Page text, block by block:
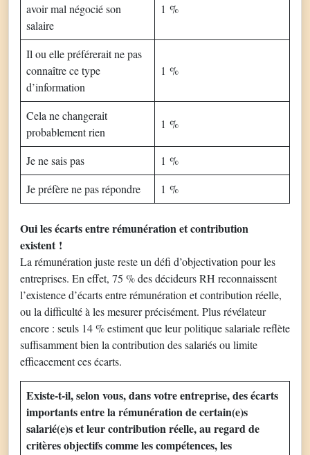
avoir mal négocié son
salaire
1 %
Il ou elle préférerait ne pas
connaître ce type
d’information
1 %
Cela ne changerait
probablement rien
1 %
Je ne sais pas
1 %
Je préfère ne pas répondre
1 %
Oui les écarts entre rémunération et contribution
existent !
La rémunération juste reste un défi d’objectivation pour les
entreprises. En effet, 75 % des décideurs RH reconnaissent
l’existence d’écarts entre rémunération et contribution réelle,
ou la difficulté à les mesurer précisément. Plus révélateur
encore : seuls 14 % estiment que leur politique salariale reflète
suffisamment bien la contribution des salariés ou limite
efficacement ces écarts.
Existe-t-il, selon vous, dans votre entreprise, des écarts
importants entre la rémunération de certain(e)s
salarié(e)s et leur contribution réelle, au regard de
critères objectifs comme les compétences, les